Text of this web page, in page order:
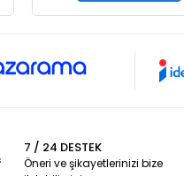
7 / 24 DESTEK
Öneri ve şikayetlerinizi bize